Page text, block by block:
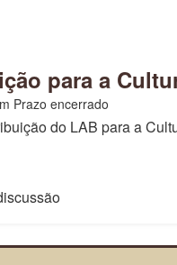
para a
Prazo encerrado
do LAB para a